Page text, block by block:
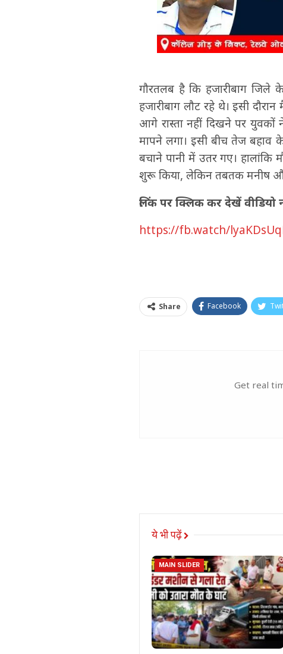
गौरतलब है कि हजारीबाग जिले
हजारीबाग लौट रहे थे। इसी
आगे रास्ता नहीं दिखने पर
मापने लगा। इसी बीच तेज
बचाने पानी में उतर गए।
शुरू किया, लेकिन तबतक मनीष
लिंक पर क्लिक कर देखें वीडियो
https://fb.watch/
Share Facebook
Get real
ये भी पढ़ें
MAIN SLIDER